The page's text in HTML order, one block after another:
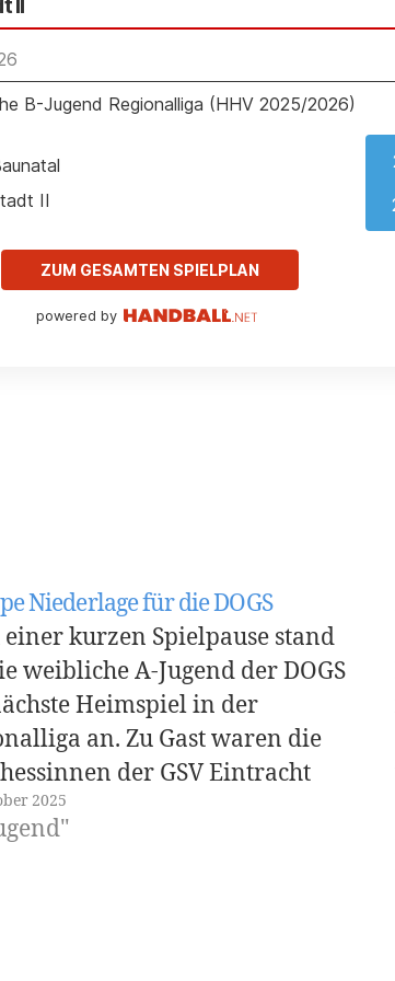
B-Jugend Regionalliga (HHV 2025/2026)
II
ZUM GESAMTEN SPIELPLAN
powered by
Niederlage für die DOGS
einer kurzen Spielpause stand
weibliche A-Jugend der DOGS
Heimspiel in der
an. Zu Gast waren die
der GSV Eintracht
die in der Qualifikation zur
Bundesliga nur knapp
2025